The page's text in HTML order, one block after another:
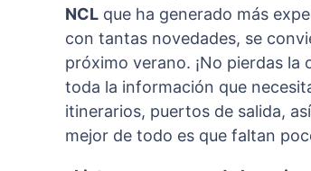
NCL que ha generado más
con tantas novedades, se
próximo verano. ¡No pierdas
toda la información que
itinerarios, puertos de salida,
mejor de todo es que faltan